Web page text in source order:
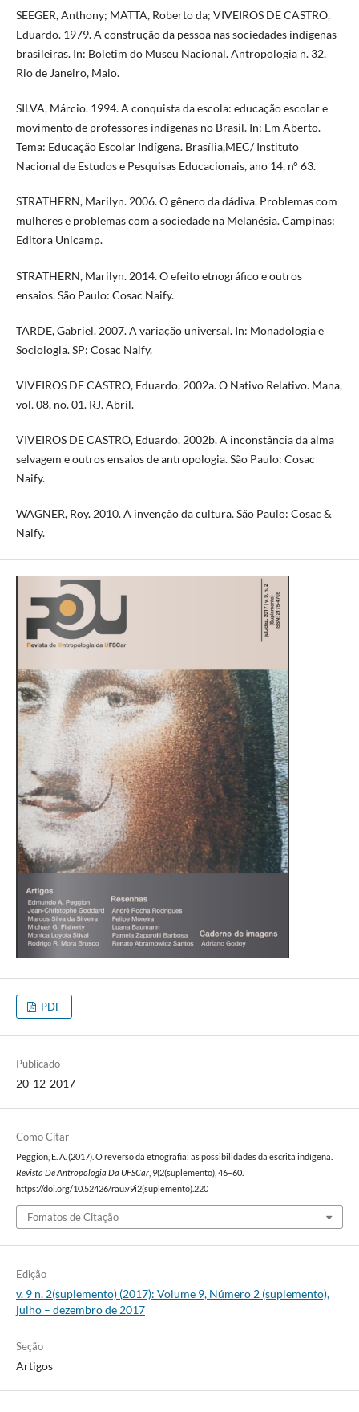
SEEGER, Anthony; MATTA, Roberto da; VIVEIROS DE CASTRO,
Eduardo. 1979. A construção da pessoa nas sociedades indígenas
brasileiras. In: Boletim do Museu Nacional. Antropologia n. 32,
Rio de Janeiro, Maio.
SILVA, Márcio. 1994. A conquista da escola: educação escolar e
movimento de professores indígenas no Brasil. In: Em Aberto.
Tema: Educação Escolar Indígena. Brasília,MEC/ Instituto
Nacional de Estudos e Pesquisas Educacionais, ano 14, n° 63.
STRATHERN, Marilyn. 2006. O gênero da dádiva. Problemas com
mulheres e problemas com a sociedade na Melanésia. Campinas:
Editora Unicamp.
STRATHERN, Marilyn. 2014. O efeito etnográfico e outros
ensaios. São Paulo: Cosac Naify.
TARDE, Gabriel. 2007. A variação universal. In: Monadologia e
Sociologia. SP: Cosac Naify.
VIVEIROS DE CASTRO, Eduardo. 2002a. O Nativo Relativo. Mana,
vol. 08, no. 01. RJ. Abril.
VIVEIROS DE CASTRO, Eduardo. 2002b. A inconstância da alma
selvagem e outros ensaios de antropologia. São Paulo: Cosac
Naify.
WAGNER, Roy. 2010. A invenção da cultura. São Paulo: Cosac &
Naify.
PDF
Publicado
20-12-2017
Como Citar
Peggion, E. A. (2017). O reverso da etnografia: as possibilidades da escrita indígena.
Revista De Antropologia Da UFSCar, 9(2(suplemento), 46–60.
https://doi.org/10.52426/rau.v9i2(suplemento).220
Fomatos de Citação
Edição
v. 9 n. 2(suplemento) (2017): Volume 9, Número 2 (suplemento),
julho – dezembro de 2017
Seção
Artigos